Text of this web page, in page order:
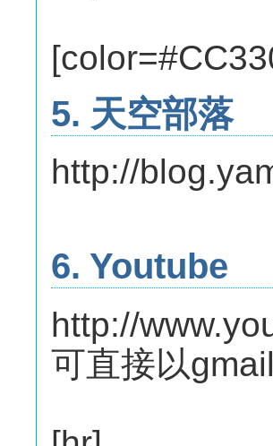
5. 天空部落
http://
6. Youtube
http://
可直接以